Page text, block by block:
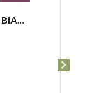
GIRALDI & GIRALDI ARINTHA BIANCO CALABRIA IGP